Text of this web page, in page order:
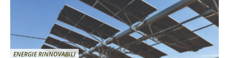
ENERGIE RINNOVABILI